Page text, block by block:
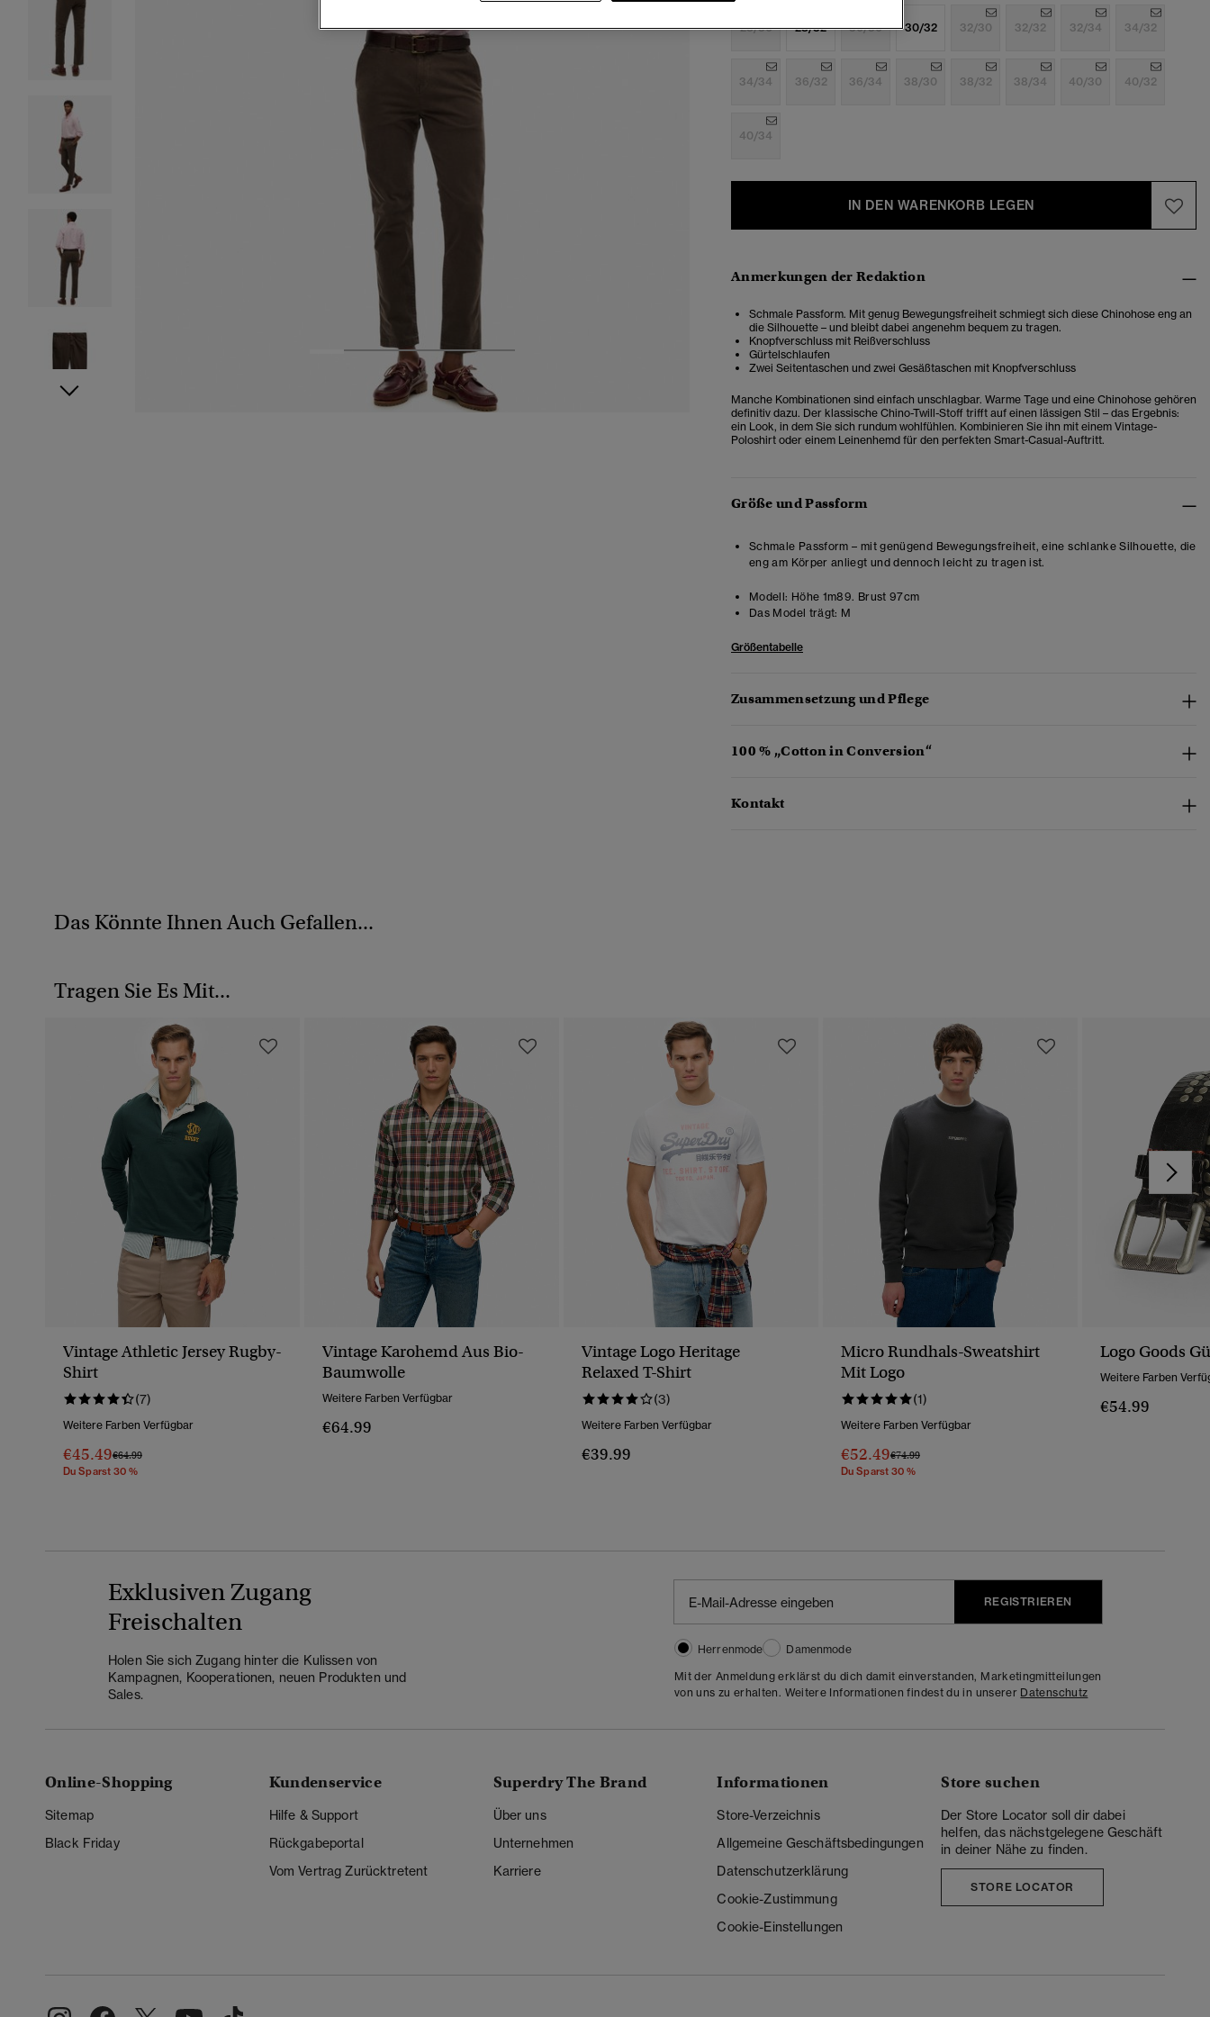
3 4 5
28/30 28/32 30/30 30/32 32/30 32/32 32/34 34/32
34/34 36/32 36/34 38/30 38/32 38/34 40/30 40/32
40/34
IN DEN WARENKORB LEGEN
Anmerkungen der Redaktion
Schmale Passform. Mit genug Bewegungsfreiheit schmiegt sich diese Chinohose eng an
die Silhouette – und bleibt dabei angenehm bequem zu tragen.
Knopfverschluss mit Reißverschluss
Gürtelschlaufen
Zwei Seitentaschen und zwei Gesäßtaschen mit Knopfverschluss
Manche Kombinationen sind einfach unschlagbar. Warme Tage und eine Chinohose gehören
definitiv dazu. Der klassische Chino-Twill-Stoff trifft auf einen lässigen Stil – das Ergebnis:
ein Look, in dem Sie sich rundum wohlfühlen. Kombinieren Sie ihn mit einem Vintage-
Poloshirt oder einem Leinenhemd für den perfekten Smart-Casual-Auftritt.
Größe und Passform
Schmale Passform – mit genügend Bewegungsfreiheit, eine schlanke Silhouette, die
eng am Körper anliegt und dennoch leicht zu tragen ist.
Modell: Höhe 1m89. Brust 97cm
Das Model trägt: M
Größentabelle
Zusammensetzung und Pflege
100 % „Cotton in Conversion“
Kontakt
Das Könnte Ihnen Auch Gefallen...
Tragen Sie Es Mit...
Vintage Athletic Jersey Rugby-
Shirt
(7)
Weitere Farben Verfügbar
€45.49Preis Wurde Reduziert Von
€64.99Bis
Du Sparst 30 %
Vintage Karohemd Aus Bio-
Baumwolle
Weitere Farben Verfügbar
€64.99
Vintage Logo Heritage
Relaxed T-Shirt
(3)
Weitere Farben Verfügbar
€39.99
Micro Rundhals-Sweatshirt
Mit Logo
(1)
Weitere Farben Verfügbar
€52.49Preis Wurde Reduziert Von
€74.99Bis
Du Sparst 30 %
Logo Goods
Weitere Farben
€54.99
Exklusiven Zugang
Freischalten
Holen Sie sich Zugang hinter die Kulissen von
Kampagnen, Kooperationen, neuen Produkten und
Sales.
REGISTRIEREN
Herrenmode
Damenmode
Mit der Anmeldung erklärst du dich damit einverstanden, Marketingmitteilungen
von uns zu erhalten. Weitere Informationen findest du in unserer Datenschutz
Online-Shopping
Sitemap
Black Friday
Kundenservice
Hilfe & Support
Rückgabeportal
Vom Vertrag Zurücktretent
Superdry The Brand
Über uns
Unternehmen
Karriere
Informationen
Store-Verzeichnis
Allgemeine Geschäftsbedingungen
Datenschutzerklärung
Cookie-Zustimmung
Cookie-Einstellungen
Store suchen
Der Store Locator soll dir dabei
helfen, das nächstgelegene Geschäft
in deiner Nähe zu finden.
STORE LOCATOR